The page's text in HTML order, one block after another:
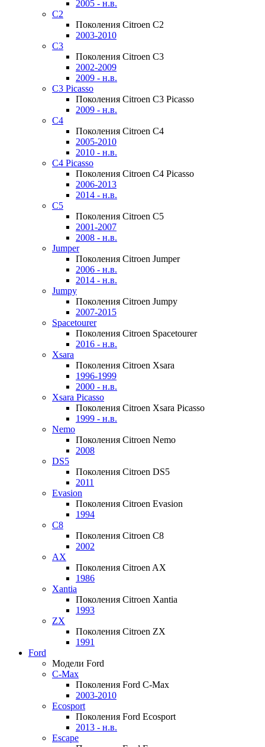
2005 - н.в.
C2
Поколения Citroen C2
2003-2010
C3
Поколения Citroen C3
2002-2009
2009 - н.в.
C3 Picasso
Поколения Citroen C3 Picasso
2009 - н.в.
C4
Поколения Citroen C4
2005-2010
2010 - н.в.
C4 Picasso
Поколения Citroen C4 Picasso
2006-2013
2014 - н.в.
C5
Поколения Citroen C5
2001-2007
2008 - н.в.
Jumper
Поколения Citroen Jumper
2006 - н.в.
2014 - н.в.
Jumpy
Поколения Citroen Jumpy
2007-2015
Spacetourer
Поколения Citroen Spacetourer
2016 - н.в.
Xsara
Поколения Citroen Xsara
1996-1999
2000 - н.в.
Xsara Picasso
Поколения Citroen Xsara Picasso
1999 - н.в.
Nemo
Поколения Citroen Nemo
2008
DS5
Поколения Citroen DS5
2011
Evasion
Поколения Citroen Evasion
1994
C8
Поколения Citroen C8
2002
AX
Поколения Citroen AX
1986
Xantia
Поколения Citroen Xantia
1993
ZX
Поколения Citroen ZX
1991
Ford
Модели Ford
C-Max
Поколения Ford C-Max
2003-2010
Ecosport
Поколения Ford Ecosport
2013 - н.в.
Escape